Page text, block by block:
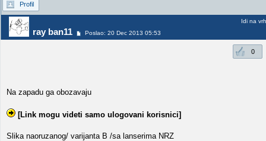
Profil
ray ban11 Poslao: 20 Dec 2013 05:53
Idi na vrh
0
Na zapadu ga obozavaju
[Link mogu videti samo ulogovani korisnici]
Slika naoruzanog/ varijanta B /sa lanserima NRZ